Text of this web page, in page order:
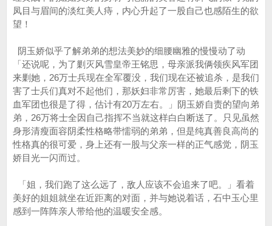
凤目与眉间的淡红美人痔，内心升起了一股自己也感陌生的欲
望！
阴玉娇似乎了解弟弟的想法美妙的细腰幽雅的慢慢动了动
「还说呢，为了剿灭风雪皇帝王铭思，母亲派我俩领疾风军团
来剿她，26万士兵现在全军覆没，我们现在还被追杀，是我们
害了士兵们真对不起他们，那妖妇非常厉害，她最后剩下的铁
血军团也很是了得，估计有20万左右。」阴玉娇自责的望向弟
弟，26万将士全因自己指挥不当就这样白白断送了。只见虽然
身形清瘦面容阴柔性格略带懦弱的弟弟，但是纯真善良高尚的
性格真的很可爱，身上还有一股与父亲一样的正气感觉，阴玉
娇目光一闪而过。
「姐，我们跑了这么远了，敌人应该不会追来了吧。」看着
美好的姐姐就坐在近距离的对面，并与她说着话，石中玉心里
感到一阵阵亲人带给他的温暖安全感。